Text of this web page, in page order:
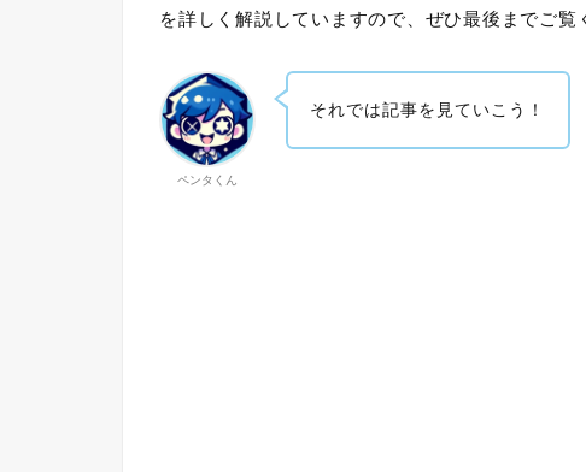
を詳しく解説していますので、ぜひ最後までご覧
ペンタくん
それでは記事を見ていこう！